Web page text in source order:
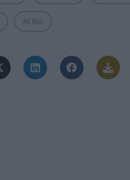
Al filo